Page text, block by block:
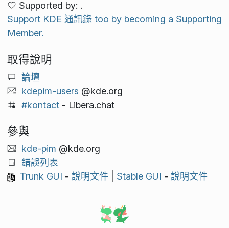
Supported by: .
Support KDE 通訊錄 too by becoming a Supporting
Member.
取得說明
論壇
kdepim-users @kde.org
#kontact- Libera.chat
參與
kde-pim @kde.org
錯誤列表
Trunk GUI - 說明文件| Stable GUI - 說明文件